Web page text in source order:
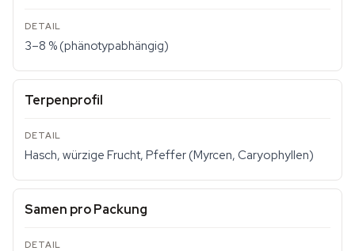
3–8 % (phänotypabhängig)
Terpenprofil
Hasch, würzige Frucht, Pfeffer (Myrcen, Caryophyllen)
Samen pro Packung